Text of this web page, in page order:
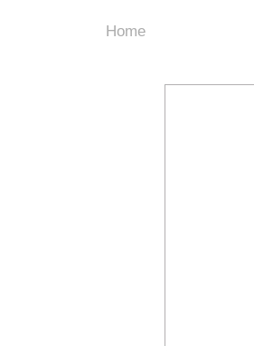
Home